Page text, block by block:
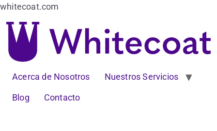
whitecoat.com
Acerca de Nosotros Nuestros Servicios
Blog Contacto